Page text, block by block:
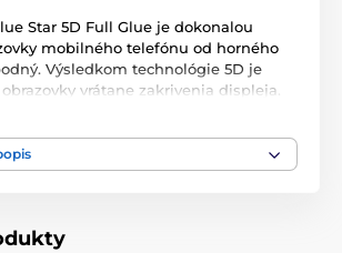
Star 5D Full Glue je dokonalou
mobilného telefónu od horného
Výsledkom technológie 5D je
vrátane zakrivenia displeja.
a neviditeľný. Poskytuje 100
a slobodu používania. Sklo chráni
a nečistotám.